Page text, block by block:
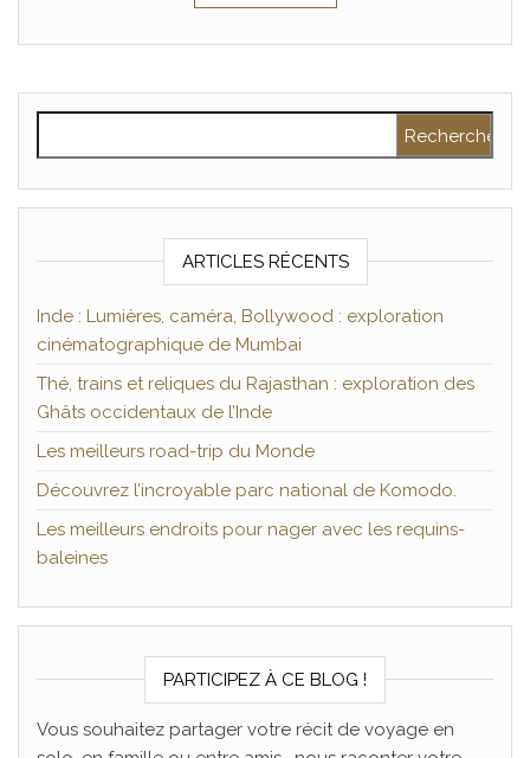
ARTICLES RÉCENTS
Inde : Lumières, caméra, Bollywood : exploration
cinématographique de Mumbai
Thé, trains et reliques du Rajasthan : exploration des
Ghâts occidentaux de l’Inde
Les meilleurs road-trip du Monde
Découvrez l’incroyable parc national de Komodo.
Les meilleurs endroits pour nager avec les requins-
baleines
PARTICIPEZ À CE BLOG !
Vous souhaitez partager votre récit de voyage en